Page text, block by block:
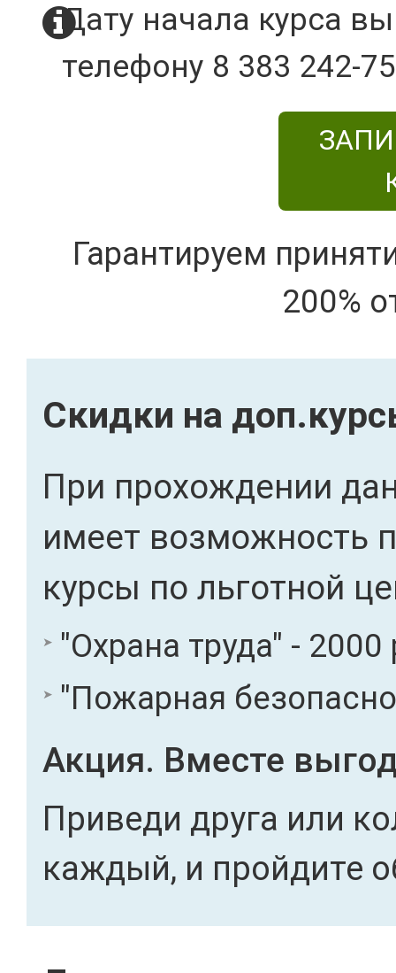
Дату начала курса
телефону 8 383 242-
Гарантируем
200%
Скидки на
При прохождении
имеет возможность
курсы по льготной
"Охрана труда" - 2000
"Пожарная
Акция. Вместе
Приведи друга или
каждый, и пройдите